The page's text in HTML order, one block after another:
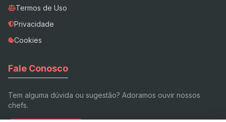
Termos de Uso
Privacidade
Cookies
Fale Conosco
Tem alguma dúvida ou sugestão? Adoramos ouvir nossos
chefs.